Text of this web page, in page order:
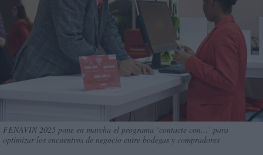
FENAVIN 2025 pone en marcha el programa ‘contacte con…’ para
optimizar los encuentros de negocio entre bodegas y compradores